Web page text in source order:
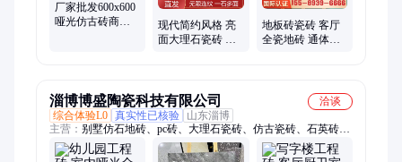
厂家批发600x600
哑光仿古砖商场
现代简约风格 亮
面大理石瓷砖 高
地板砖瓷砖 客厅
全瓷地砖 通体大
淄博博盛陶瓷科技有限公司
洽谈
综合体验L0 真实性已核验
山东淄博
主营： 别墅仿石地砖、pc砖、大理石瓷砖、仿古瓷砖、石英砖供
应商、仿花岗岩石英砖、地铺石、庭院地铺石